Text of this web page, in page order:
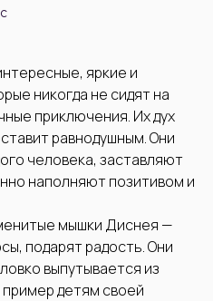
яркие и
никогда не сидят на
приключения. Их дух
равнодушным. Они
человека, заставляют
наполняют позитивом и
мышки Диснея —
подарят радость. Они
выпутывается из
детям своей